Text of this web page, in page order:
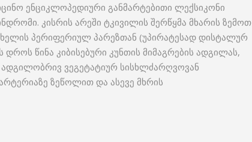
ენციკლოპედიური განმარტებითი ლექსიკონი
კისრის არეში ტკივილის შერწყმა მხარის ზემოთ
პერიფერიულ პარეზთან (უპირატესად დისტალურ
წინა კიბისებური კუნთის მიმაგრების ადგილას,
ადგილობრივ ვეგეტატიურ სისხლძარღვოვან
ზეწოლით და ასევე მხრის